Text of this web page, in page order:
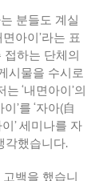
분들도 계실
면아이’라는 표
접하는 단체의
시물을 수시로
는 ‘내면아이’의
이’를 ‘자아(自
’세미나를 자
각했습니다.
백을 했습니